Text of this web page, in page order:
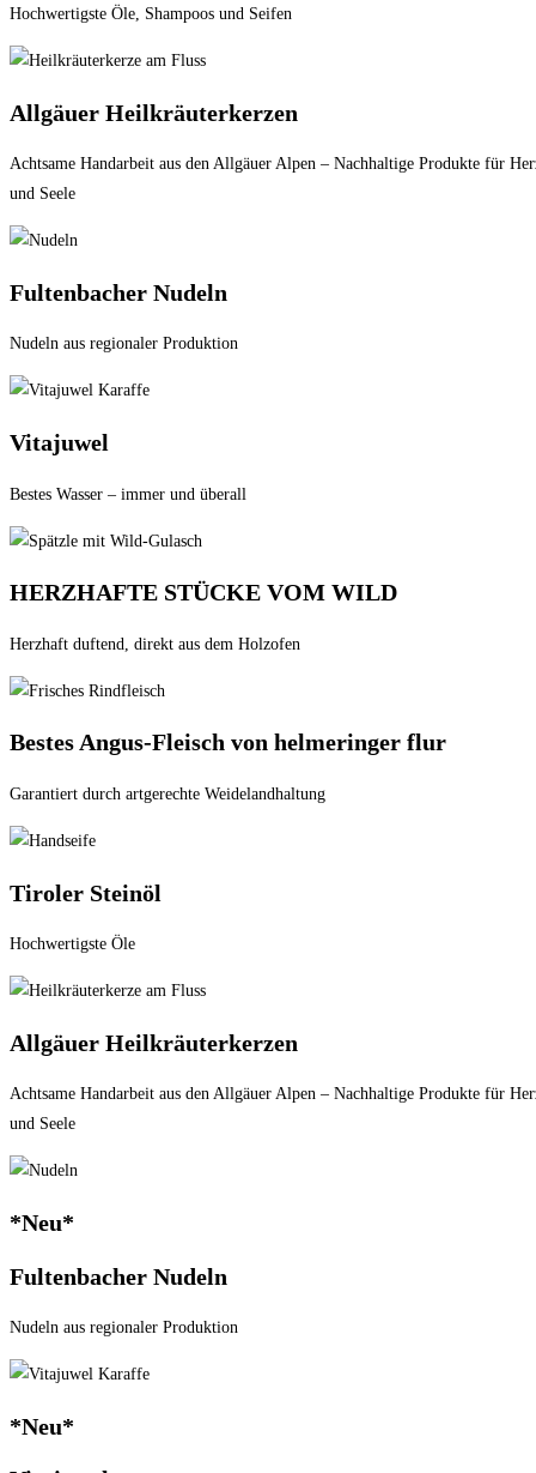
Hochwertigste Öle, Shampoos und Seifen
Allgäuer Heilkräuterkerzen
Achtsame Handarbeit aus den Allgäuer Alpen – Nachhaltige Produkte für
und Seele
Fultenbacher Nudeln
Nudeln aus regionaler Produktion
Vitajuwel
Bestes Wasser – immer und überall
HERZHAFTE STÜCKE VOM WILD
Herzhaft duftend, direkt aus dem Holzofen​
Bestes Angus-Fleisch von helmeringer flur
Garantiert durch artgerechte Weidelandhaltung
Tiroler Steinöl
Hochwertigste Öle
Allgäuer Heilkräuterkerzen
Achtsame Handarbeit aus den Allgäuer Alpen – Nachhaltige Produkte für
und Seele
*Neu*
Fultenbacher Nudeln
Nudeln aus regionaler Produktion
*Neu*